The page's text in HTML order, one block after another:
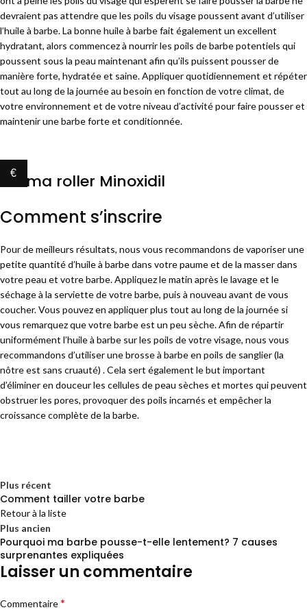
devraient pas attendre que les poils du visage poussent avant d’utiliser
l’huile à barbe. La bonne huile à barbe fait également un excellent
hydratant, alors commencez à nourrir les poils de barbe potentiels qui
poussent sous la peau maintenant afin qu’ils puissent pousser de
manière forte, hydratée et saine. Appliquer quotidiennement et répéter
tout au long de la journée au besoin en fonction de votre climat, de
votre environnement et de votre niveau d’activité pour faire pousser et
maintenir une barbe forte et conditionnée.
Derma roller Minoxidil
Comment s’inscrire
Pour de meilleurs résultats, nous vous recommandons de vaporiser une
petite quantité d’huile à barbe dans votre paume et de la masser dans
votre peau et votre barbe. Appliquez le matin après le lavage et le
séchage à la serviette de votre barbe, puis à nouveau avant de vous
coucher. Vous pouvez en appliquer plus tout au long de la journée si
vous remarquez que votre barbe est un peu sèche. Afin de répartir
uniformément l’huile à barbe sur les poils de votre visage, nous vous
recommandons d’utiliser une brosse à barbe en poils de sanglier (la
nôtre est sans cruauté) . Cela sert également le but important
d’éliminer en douceur les cellules de peau sèches et mortes qui peuvent
obstruer les pores, provoquer des poils incarnés et empêcher la
croissance complète de la barbe.
Plus récent
Comment tailler votre barbe
Retour à la liste
Plus ancien
Pourquoi ma barbe pousse-t-elle lentement? 7 causes
surprenantes expliquées
Laisser un commentaire
Commentaire*
€